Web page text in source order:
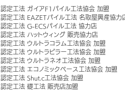
認定工法 ガイアF1パイル工法協会 加盟
認定工法 EAZETパイル工法 名取屋興産協力
認定工法 G-ECSパイル工法 協力店
認定工法 ハットウィング 販売協力店
認定工法 ウルトラコラム工法協会 加盟
認定工法 ウルトラピラー工法協会 加盟
認定工法 ウルトラネオ工法協会 加盟
認定工法 エコノミックベース工法協会 加盟
認定工法 Shut.c工法協会 加盟
認定工法 礎工法 販売店加盟